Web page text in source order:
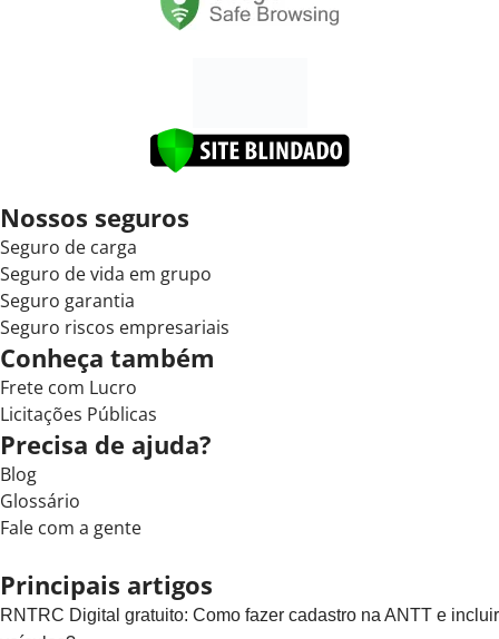
Nossos seguros
Seguro de carga
Seguro de vida em grupo
Seguro garantia
Seguro riscos empresariais
Conheça também
Frete com Lucro
Licitações Públicas
Precisa de ajuda?
Blog
Glossário
Fale com a gente
Principais artigos
RNTRC Digital gratuito: Como fazer cadastro na ANTT e incluir